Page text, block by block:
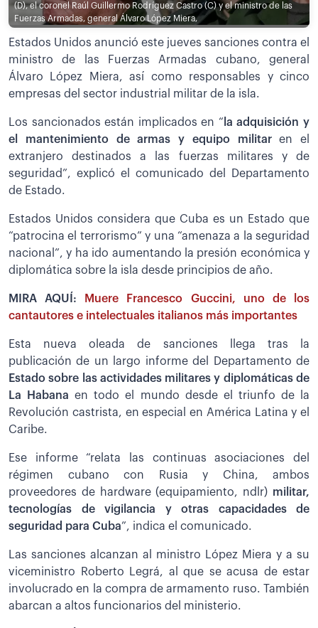
(D), el coronel Raúl Guillermo Rodríguez Castro (C) y el ministro de las
Fuerzas Armadas, general Álvaro López Miera,
Estados Unidos anunció este jueves sanciones contra el
ministro de las Fuerzas Armadas cubano, general
Álvaro López Miera, así como responsables y cinco
empresas del sector industrial militar de la isla.
Los sancionados están implicados en “ la adquisición y
el mantenimiento de armas y equipo militaren el
extranjero destinados a las fuerzas militares y de
seguridad”, explicó el comunicado del Departamento
de Estado.
Estados Unidos considera que Cuba es un Estado que
“patrocina el terrorismo” y una “amenaza a la seguridad
nacional”, y ha ido aumentando la presión económica y
diplomática sobre la isla desde principios de año.
MIRA AQUÍ:
Muere Francesco Guccini, uno de los
cantautores e intelectuales italianos más importantes
Esta nueva oleada de sanciones llega tras la
publicación de un largo informe del Departamento de
Estado sobre las actividades militares y diplomáticas de
La Habana en todo el mundo desde el triunfo de la
Revolución castrista, en especial en América Latina y el
Caribe.
Ese informe “relata las continuas asociaciones del
régimen cubano con Rusia y China, ambos
proveedores de hardware (equipamiento, ndlr) militar,
tecnologías de vigilancia y otras capacidades de
seguridad para Cuba”, indica el comunicado.
Las sanciones alcanzan al ministro López Miera y a su
viceministro Roberto Legrá, al que se acusa de estar
involucrado en la compra de armamento ruso. También
abarcan a altos funcionarios del ministerio.